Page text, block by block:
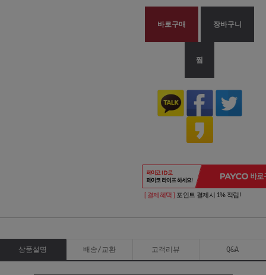
바로구매 장바구니
찜
[ 결제혜택 ] 포인트 결제시 1% 적립!
상품설명 배송/교환 고객리뷰 Q&A